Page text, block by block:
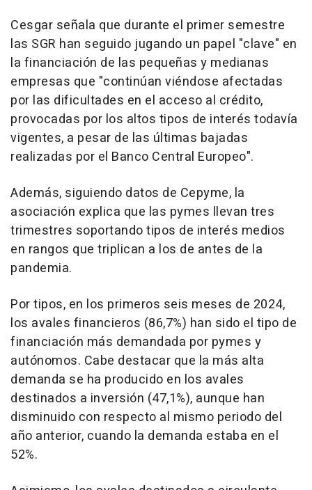
Cesgar señala que durante el primer semestre
las SGR han seguido jugando un papel "clave" en
la financiación de las pequeñas y medianas
empresas que "continúan viéndose afectadas
por las dificultades en el acceso al crédito,
provocadas por los altos tipos de interés todavía
vigentes, a pesar de las últimas bajadas
realizadas por el Banco Central Europeo".
Además, siguiendo datos de Cepyme, la
asociación explica que las pymes llevan tres
trimestres soportando tipos de interés medios
en rangos que triplican a los de antes de la
pandemia.
Por tipos, en los primeros seis meses de 2024,
los avales financieros (86,7%) han sido el tipo de
financiación más demandada por pymes y
autónomos. Cabe destacar que la más alta
demanda se ha producido en los avales
destinados a inversión (47,1%), aunque han
disminuido con respecto al mismo periodo del
año anterior, cuando la demanda estaba en el
52%.